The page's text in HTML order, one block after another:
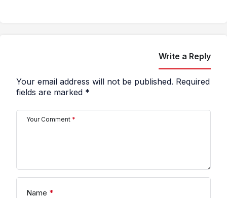
Write a Reply
Your email address will not be published. Required
fields are marked *
Your Comment *
Name *